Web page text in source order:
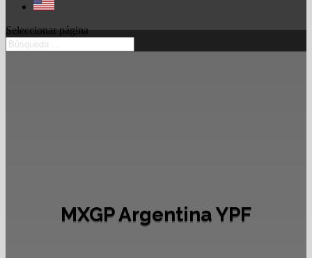
Seleccionar página
MXGP Argentina YPF